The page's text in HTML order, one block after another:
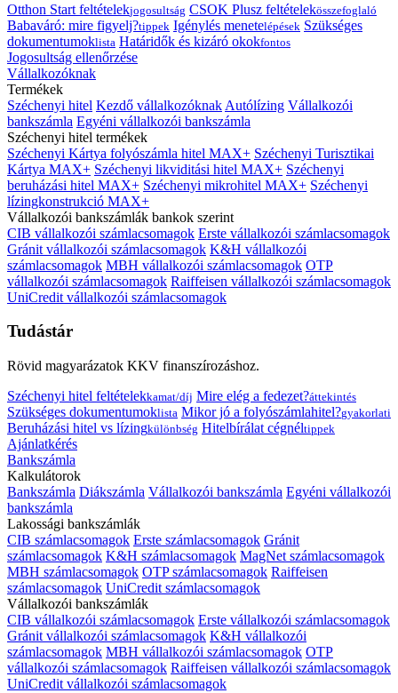
Otthon Start feltételekjogosultság CSOK Plusz feltételekösszefoglaló
Babaváró: mire figyelj?tippek Igénylés menetelépések Szükséges
dokumentumoklista Határidők és kizáró okokfontos
Jogosultság ellenőrzése
Vállalkozóknak
Termékek
Széchenyi hitel Kezdő vállalkozóknak Autólízing Vállalkozói
bankszámla Egyéni vállalkozói bankszámla
Széchenyi hitel termékek
Széchenyi Kártya folyószámla hitel MAX+ Széchenyi Turisztikai
Kártya MAX+ Széchenyi likviditási hitel MAX+ Széchenyi
beruházási hitel MAX+ Széchenyi mikrohitel MAX+ Széchenyi
lízingkonstrukció MAX+
Vállalkozói bankszámlák bankok szerint
CIB vállalkozói számlacsomagok Erste vállalkozói számlacsomagok
Gránit vállalkozói számlacsomagok K&H vállalkozói
számlacsomagok MBH vállalkozói számlacsomagok OTP
vállalkozói számlacsomagok Raiffeisen vállalkozói számlacsomagok
UniCredit vállalkozói számlacsomagok
Tudástár
Rövid magyarázatok KKV finanszírozáshoz.
Széchenyi hitel feltételekkamat/díj Mire elég a fedezet?áttekintés
Szükséges dokumentumoklista Mikor jó a folyószámlahitel?gyakorlati
Beruházási hitel vs lízingkülönbség Hitelbírálat cégnéltippek
Ajánlatkérés
Bankszámla
Kalkulátorok
Bankszámla Diákszámla Vállalkozói bankszámla Egyéni vállalkozói
bankszámla
Lakossági bankszámlák
CIB számlacsomagok Erste számlacsomagok Gránit
számlacsomagok K&H számlacsomagok MagNet számlacsomagok
MBH számlacsomagok OTP számlacsomagok Raiffeisen
számlacsomagok UniCredit számlacsomagok
Vállalkozói bankszámlák
CIB vállalkozói számlacsomagok Erste vállalkozói számlacsomagok
Gránit vállalkozói számlacsomagok K&H vállalkozói
számlacsomagok MBH vállalkozói számlacsomagok OTP
vállalkozói számlacsomagok Raiffeisen vállalkozói számlacsomagok
UniCredit vállalkozói számlacsomagok